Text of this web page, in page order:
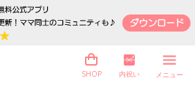
SHOP 内祝い メニュー